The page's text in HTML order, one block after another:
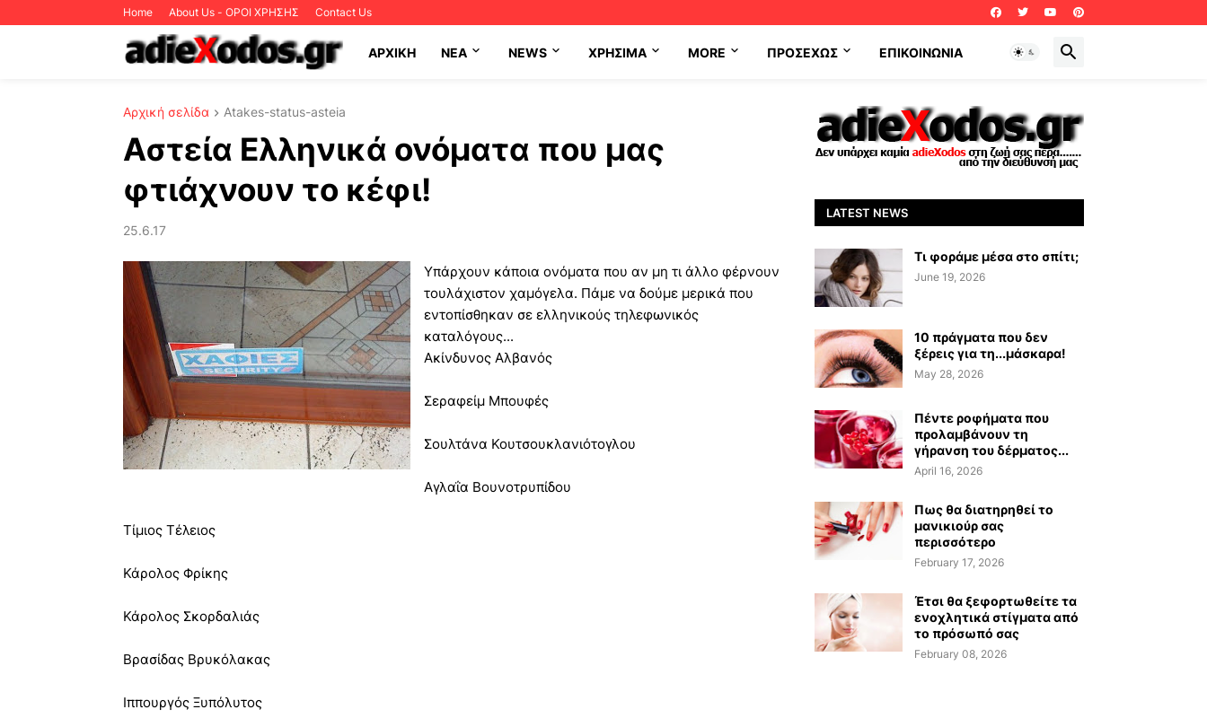
Home About Us - ΟΡΟΙ ΧΡΗΣΗΣ Contact Us
ΑΡΧΙΚΗ NEA NEWS ΧΡΉΣΙΜΑ MORE ΠΡΟΣΕΧΩΣ ΕΠΙΚΟΙΝΩΝΊΑ
Αρχική σελίδα Atakes-status-asteia
Αστεία Ελληνικά ονόματα που μας
φτιάχνουν το κέφι!
25.6.17
Υπάρχουν κάποια ονόματα που αν μη τι άλλο φέρνουν
τουλάχιστον χαμόγελα. Πάμε να δούμε μερικά που
εντοπίσθηκαν σε ελληνικούς τηλεφωνικός
καταλόγους...
Ακίνδυνος Αλβανός
Σεραφείμ Μπουφές
Σουλτάνα Κουτσουκλανιότογλου
Αγλαΐα Βουνοτρυπίδου
Τίμιος Τέλειος
Κάρολος Φρίκης
Κάρολος Σκορδαλιάς
Βρασίδας Βρυκόλακας
Ιππουργός Ξυπόλυτος
LATEST NEWS
Τι φοράμε μέσα στο σπίτι;
June 19, 2026
10 πράγματα που δεν
ξέρεις για τη...μάσκαρα!
May 28, 2026
Πέντε ροφήματα που
προλαμβάνουν τη
γήρανση του δέρματος...
April 16, 2026
Πως θα διατηρηθεί το
μανικιούρ σας
περισσότερο
February 17, 2026
Έτσι θα ξεφορτωθείτε τα
ενοχλητικά στίγματα από
το πρόσωπό σας
February 08, 2026